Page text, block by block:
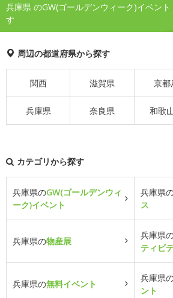
兵庫県 のGW(ゴールデンウィーク)イベン
す
周辺の都道府県から探す
関西 滋賀県 京都
兵庫県 奈良県 和歌
カテゴリから探す
兵庫県のGW(ゴールデンウィ
ーク)イベント
兵庫県
ス
兵庫県の物産展
兵庫県
ティビ
兵庫県の無料イベント
兵庫県
ント